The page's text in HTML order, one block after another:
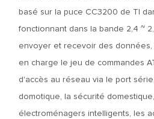
basé sur la puce CC3200 de TI
fonctionnant dans la bande 2,4 ~
envoyer et recevoir des données,
en charge le jeu de commandes
d'accès au réseau via le port
domotique, la sécurité
électroménagers intelligents, les